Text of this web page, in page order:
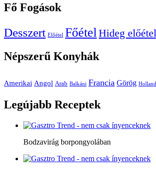
Fő Fogások
Desszert Előétel Főétel Hideg előétel
Népszerű Konyhák
Amerikai Angol Arab Balkáni Francia Görög Holland
Legújabb Receptek
Bodzavirág borpongyolában